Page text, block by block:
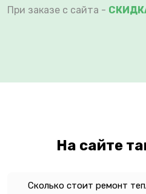
При заказе с сайта -
На сайте
Сколько стоит ремонт